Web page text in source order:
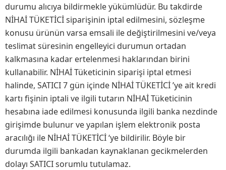
durumu alıcıya bildirmekle yükümlüdür. Bu takdirde
NİHAİ TÜKETİCİ siparişinin iptal edilmesini, sözleşme
konusu ürünün varsa emsali ile değiştirilmesini ve/veya
teslimat süresinin engelleyici durumun ortadan
kalkmasına kadar ertelenmesi haklarından birini
kullanabilir. NİHAİ Tüketicinin siparişi iptal etmesi
halinde, SATICI 7 gün içinde NİHAİ TÜKETİCİ ’ye ait kredi
kartı fişinin iptali ve ilgili tutarın NİHAİ Tüketicinin
hesabına iade edilmesi konusunda ilgili banka nezdinde
girişimde bulunur ve yapılan işlem elektronik posta
aracılığı ile NİHAİ TÜKETİCİ ‘ye bildirilir. Böyle bir
durumda ilgili bankadan kaynaklanan gecikmelerden
dolayı SATICI sorumlu tutulamaz.